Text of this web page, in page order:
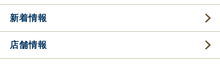
新着情報
店舗情報